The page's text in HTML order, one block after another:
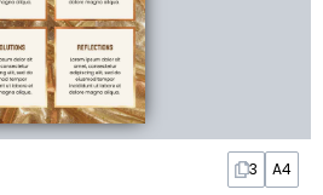
3 A4